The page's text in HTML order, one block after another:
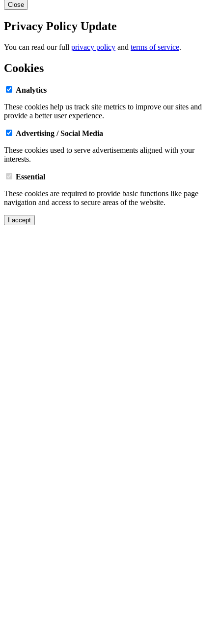
Close
Privacy Policy Update
You can read our full privacy policy and terms of service.
Cookies
Analytics
These cookies help us track site metrics to improve our sites and
provide a better user experience.
Advertising / Social Media
These cookies used to serve advertisements aligned with your
interests.
Essential
These cookies are required to provide basic functions like page
navigation and access to secure areas of the website.
I accept